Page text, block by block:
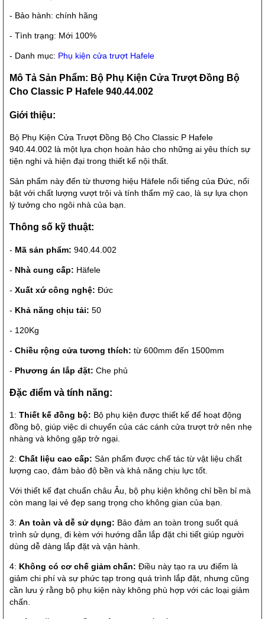
- Bảo hành: chính hãng
- Tình trạng: Mới 100%
- Danh mục: Phụ kiện cửa trượt Hafele
Mô Tả Sản Phẩm: Bộ Phụ Kiện Cửa Trượt Đồng Bộ
Cho Classic P Hafele 940.44.002
Giới thiệu:
Bộ Phụ Kiện Cửa Trượt Đồng Bộ Cho Classic P Hafele
940.44.002 là một lựa chọn hoàn hảo cho những ai yêu thích sự
tiện nghi và hiện đại trong thiết kế nội thất.
Sản phẩm này đến từ thương hiệu Häfele nổi tiếng của Đức, nổi
bật với chất lượng vượt trội và tính thẩm mỹ cao, là sự lựa chọn
lý tưởng cho ngôi nhà của bạn.
Thông số kỹ thuật:
- Mã sản phẩm: 940.44.002
- Nhà cung cấp: Häfele
- Xuất xứ công nghệ: Đức
- Khả năng chịu tải: 50
- 120Kg
- Chiều rộng cửa tương thích: từ 600mm đến 1500mm
- Phương án lắp đặt: Che phủ
Đặc điểm và tính năng:
1: Thiết kế đồng bộ: Bộ phụ kiện được thiết kế để hoạt động
đồng bộ, giúp việc di chuyển của các cánh cửa trượt trở nên nhẹ
nhàng và không gặp trở ngại.
2: Chất liệu cao cấp: Sản phẩm được chế tác từ vật liệu chất
lượng cao, đảm bảo độ bền và khả năng chịu lực tốt.
Với thiết kế đạt chuẩn châu Âu, bộ phụ kiện không chỉ bền bỉ mà
còn mang lại vẻ đẹp sang trọng cho không gian của bạn.
3: An toàn và dễ sử dụng: Bảo đảm an toàn trong suốt quá
trình sử dụng, đi kèm với hướng dẫn lắp đặt chi tiết giúp người
dùng dễ dàng lắp đặt và vận hành.
4: Không có cơ chế giảm chấn: Điều này tạo ra ưu điểm là
giảm chi phí và sự phức tạp trong quá trình lắp đặt, nhưng cũng
cần lưu ý rằng bộ phụ kiện này không phù hợp với các loại giảm
chấn.